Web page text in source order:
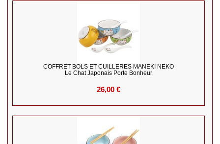
COFFRET BOLS ET CUILLERES MANEKI NEKO
Le Chat Japonais Porte Bonheur
26,00 €